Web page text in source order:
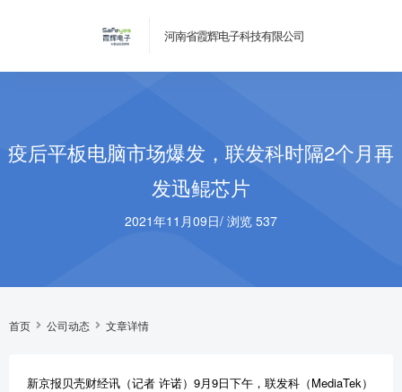
河南省霞辉电子科技有限公司
疫后平板电脑市场爆发，联发科时隔2个月再
发迅鲲芯片
2021年11月09日/ 浏览 537
首页 公司动态 文章详情
新京报贝壳财经讯（记者 许诺）9月9日下午，联发科（MediaTek）